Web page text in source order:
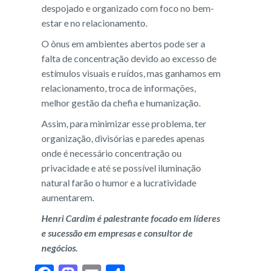
despojado e organizado com foco no bem-
estar e no relacionamento.
O ônus em ambientes abertos pode ser a
falta de concentração devido ao excesso de
estímulos visuais e ruídos, mas ganhamos em
relacionamento, troca de informações,
melhor gestão da chefia e humanização.
Assim, para minimizar esse problema, ter
organização, divisórias e paredes apenas
onde é necessário concentração ou
privacidade e até se possível iluminação
natural farão o humor e a lucratividade
aumentarem.
Henri Cardim é palestrante focado em líderes
e sucessão em empresase consultor de
negócios.